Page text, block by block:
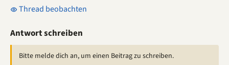
Thread beobachten
Antwort schreiben
Bitte melde dich an, um einen Beitrag zu schreiben.